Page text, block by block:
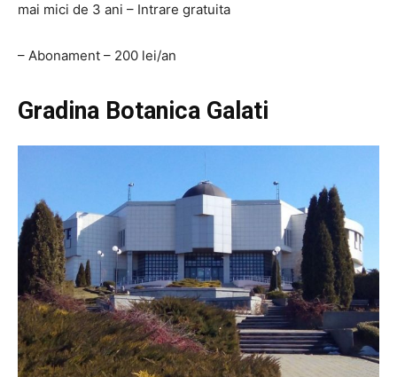
mai mici de 3 ani – Intrare gratuita
– Abonament – 200 lei/an
Gradina Botanica Galati